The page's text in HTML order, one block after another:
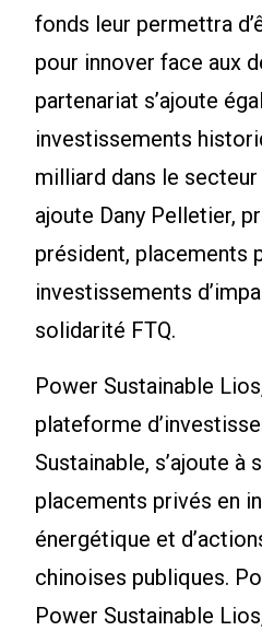
fonds leur permettra
pour innover face aux
partenariat s’ajoute
investissements
milliard dans le
ajoute Dany Pelletier,
président, placements
investissements
solidarité FTQ.
Power Sustainable
plateforme
Sustainable, s’ajoute
placements privés en
énergétique et
chinoises publiques.
Power Sustainable